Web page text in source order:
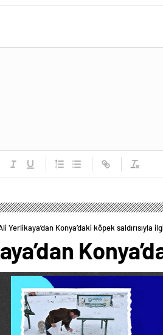
Yerlikaya’dan Konya’daki köpek saldırısıyla